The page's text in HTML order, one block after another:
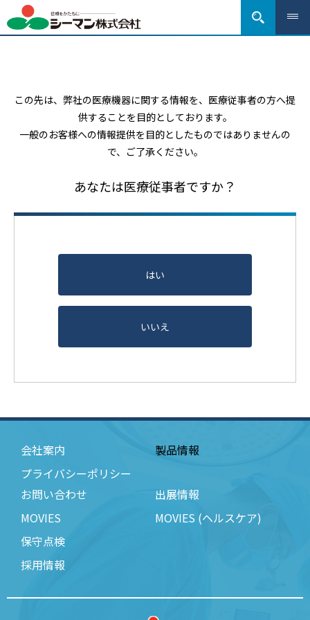
この先は、弊社の医療機器に関する情報を、医療従事者の方へ提
供することを目的としております。
一般のお客様への情報提供を目的としたものではありませんの
で、ご了承ください。
あなたは医療従事者ですか？
はい
いいえ
会社案内
プライバシーポリシー
製品情報
お問い合わせ
出展情報
MOVIES
MOVIES (ヘルスケア)
保守点検
採用情報